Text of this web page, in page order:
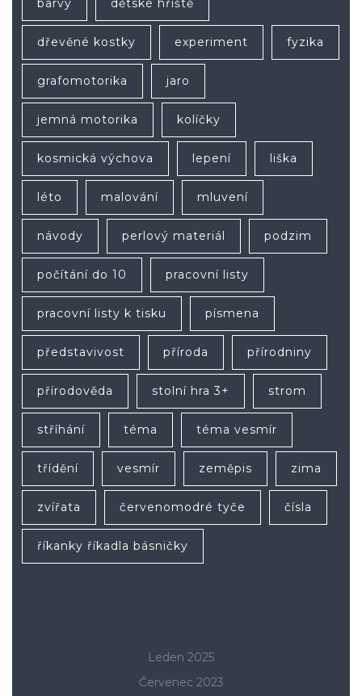
barvy dětské hřiště
dřevěné kostky experiment fyzika
grafomotorika jaro
jemná motorika kolíčky
kosmická výchova lepení liška
léto malování mluvení
návody perlový materiál podzim
počítání do 10 pracovní listy
pracovní listy k tisku písmena
představivost příroda přírodniny
přírodověda stolní hra 3+ strom
stříhání téma téma vesmír
třídění vesmír zeměpis zima
zvířata červenomodré tyče čísla
říkanky říkadla básničky
Leden 2025
Červenec 2023